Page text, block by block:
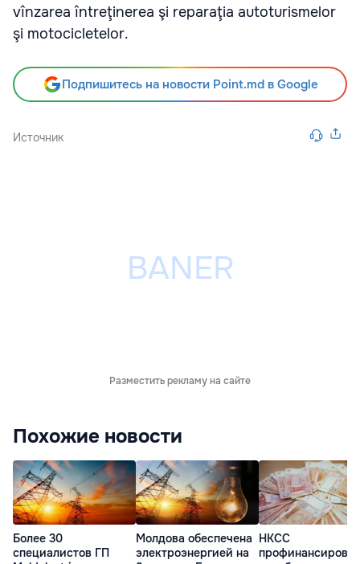
vînzarea întreţinerea şi reparaţia autoturismelor
şi motocicletelor.
Подпишитесь на новости Point.md в Google
Источник
Разместить рекламу на сайте
Похожие новости
Более 30
специалистов ГП
Молдова обеспечена
электроэнергией на
НКСС